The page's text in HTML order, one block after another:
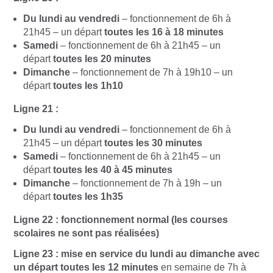
Du lundi au vendredi – fonctionnement de 6h à
21h45 – un départtoutes les 16 à 18 minutes
Samedi – fonctionnement de 6h à 21h45 – un
départtoutes les 20 minutes
Dimanche – fonctionnement de 7h à 19h10 – un
départtoutes les 1h10
Ligne 21 :
Du lundi au vendredi – fonctionnement de 6h à
21h45 – un départtoutes les 30 minutes
Samedi – fonctionnement de 6h à 21h45 – un
départtoutes les 40 à 45 minutes
Dimanche – fonctionnement de 7h à 19h – un
départtoutes les 1h35
Ligne 22 : fonctionnement normal (les courses
scolaires ne sont pas réalisées)
Ligne 23 : mise en service du lundi au dimanche avec
un départ toutes les 12 minutes en semaine de 7h à